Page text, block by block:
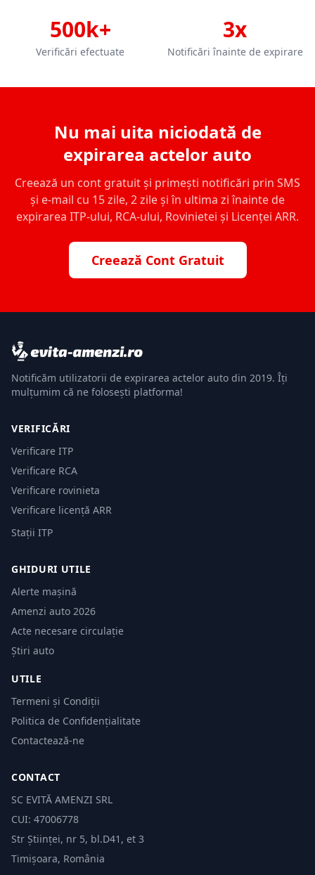
500k+
Verificări efectuate
3x
Notificări înainte de expirare
Nu mai uita niciodată de
expirarea actelor auto
Creează un cont gratuit și primești notificări prin SMS
și e-mail cu 15 zile, 2 zile și în ultima zi înainte de
expirarea ITP-ului, RCA-ului, Rovinietei și Licenței ARR.
Creează Cont Gratuit
Notificăm utilizatorii de expirarea actelor auto din 2019. Îți
mulțumim că ne folosești platforma!
VERIFICĂRI
Verificare ITP
Verificare RCA
Verificare rovinieta
Verificare licență ARR
Stații ITP
GHIDURI UTILE
Alerte mașină
Amenzi auto 2026
Acte necesare circulație
Știri auto
UTILE
Termeni și Condiții
Politica de Confidențialitate
Contactează-ne
CONTACT
SC EVITĂ AMENZI SRL
CUI: 47006778
Str Științei, nr 5, bl.D41, et 3
Timișoara, România